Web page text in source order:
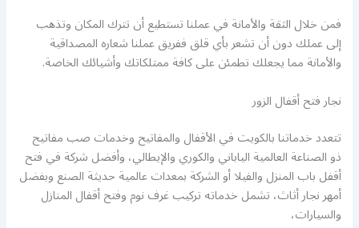
فمن خلال الثقة والأمانة في عملنا تستطيع أن تترك المكان وتذهب
إلى عملك دون أن تشعر بأي قلق ففريق عملنا شعاره المصداقية
والأمانة مما يجعلك تطمئن على كافة ممتلكاتك وأشيائك الخاصة.
نجار فتح أقفال الزور
تتعدد خدماتنا بالكويت في الأقفال والمفاتيح وخدمات صب مفاتيح
ذو الصناعة العالمية الياباني والكوري والإيطالي، وأفضل شركة في فتح
أقفل باب المنزل والفيلا أو الشركة بمعدات عالمية حديثة الصنع وبفضل
أمهر نجار أثاث، تشمل خدماته تركيب غرف نوم وفتح أقفال المنازل
والسيارات،